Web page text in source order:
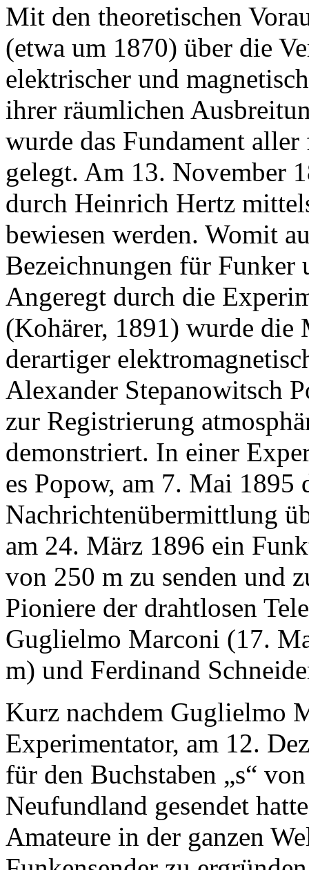
Mit den theoretischen
(etwa um 1870) über die
elektrischer und
ihrer räumlichen
wurde das Fundament
gelegt. Am 13. November
durch Heinrich Hertz
bewiesen werden. Womit
Bezeichnungen für Funker
Angeregt durch die
(Kohärer, 1891) wurde die
derartiger
Alexander Stepanowitsch
zur Registrierung
demonstriert. In einer
es Popow, am 7. Mai
Nachrichtenübermittlung
am 24. März 1896 ein
von 250 m zu senden und
Pioniere der drahtlosen
Guglielmo Marconi (17.
m) und Ferdinand
Kurz nachdem Guglielmo
Experimentator, am 12.
für den Buchstaben „s“
Neufundland gesendet
Amateure in der ganzen